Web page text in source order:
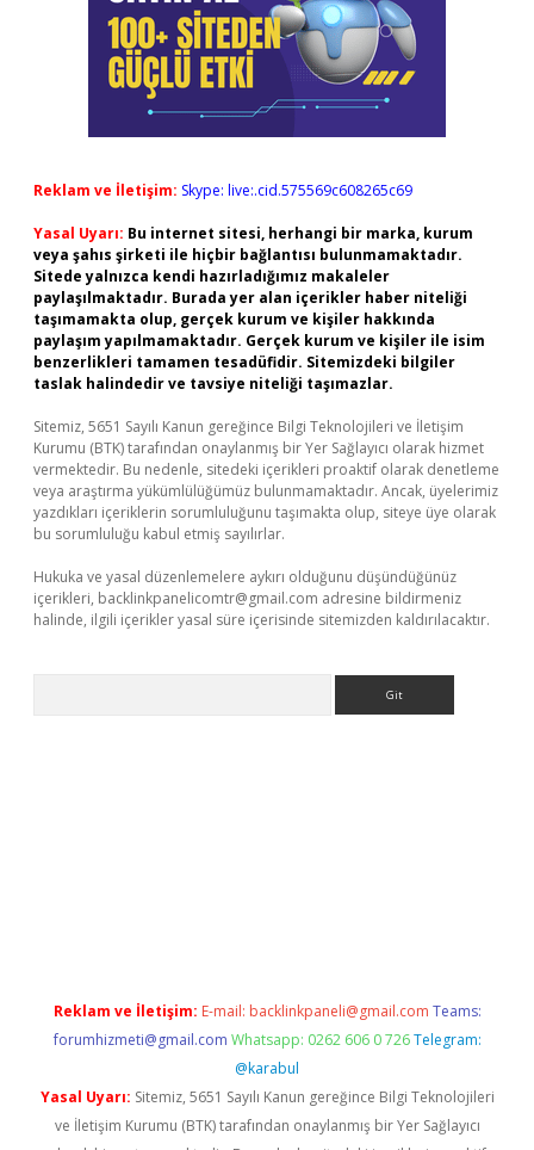
Reklam ve İletişim: Skype: live:.cid.575569c608265c69
Yasal Uyarı: Bu internet sitesi, herhangi bir marka, kurum
veya şahıs şirketi ile hiçbir bağlantısı bulunmamaktadır.
Sitede yalnızca kendi hazırladığımız makaleler
paylaşılmaktadır. Burada yer alan içerikler haber niteliği
taşımamakta olup, gerçek kurum ve kişiler hakkında
paylaşım yapılmamaktadır. Gerçek kurum ve kişiler ile isim
benzerlikleri tamamen tesadüfidir. Sitemizdeki bilgiler
taslak halindedir ve tavsiye niteliği taşımazlar.
Sitemiz, 5651 Sayılı Kanun gereğince Bilgi Teknolojileri ve İletişim
Kurumu (BTK) tarafından onaylanmış bir Yer Sağlayıcı olarak hizmet
vermektedir. Bu nedenle, sitedeki içerikleri proaktif olarak denetleme
veya araştırma yükümlülüğümüz bulunmamaktadır. Ancak, üyelerimiz
yazdıkları içeriklerin sorumluluğunu taşımakta olup, siteye üye olarak
bu sorumluluğu kabul etmiş sayılırlar.
Hukuka ve yasal düzenlemelere aykırı olduğunu düşündüğünüz
içerikleri, backlinkpanelicomtr@gmail.com adresine bildirmeniz
halinde, ilgili içerikler yasal süre içerisinde sitemizden kaldırılacaktır.
Reklam ve İletişim: E-mail: backlinkpaneli@gmail.com Teams:
forumhizmeti@gmail.com Whatsapp: 0262 606 0 726 Telegram:
@karabul
Yasal Uyarı: Sitemiz, 5651 Sayılı Kanun gereğince Bilgi Teknolojileri
ve İletişim Kurumu (BTK) tarafından onaylanmış bir Yer Sağlayıcı